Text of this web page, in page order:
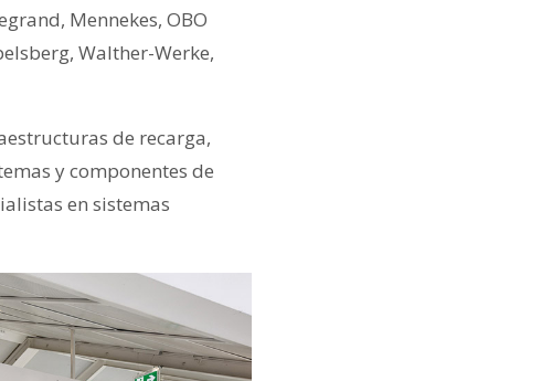
Mennekes, OBO
Walther-Werke,
de recarga,
y componentes de
en sistemas